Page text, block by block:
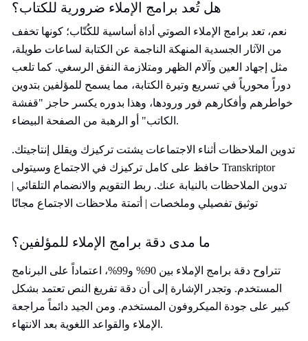
هل تُعد برامج الإملاء ضرورية للكتاب؟
نعم، تعد برامج الإملاء الصوتي أداة أساسية للكُتّاب؛ كونها تخفف
من الآثار الجسدية المنهكة الناجمة عن الكتابة لساعات طويلة،
مثل إجهاد العين وآلام الظهر ومتلازمة النفق الرسغي. كما تلعب
دوراً محورياً في تسريع وتيرة الكتابة، مما يسمح للمؤلفين بتدوين
خواطرهم وأفكارهم فور ورودها، وهذا بدوره يكسر حاجز "قفشة
الكاتب" أو الرهبة من الصفحة البيضاء.
تدوين الملاحظات أثناء الاجتماعات يشتت تركيزك ويقلل إنتاجيتك.
حافظ على كامل تركيزك في الاجتماع وسيتولى Transkriptor
تدوين الملاحظات بالنيابة عنك. ربط التقويم والانضمام التلقائي |
توثيق تفصيلي وملخصات | أتمتة ملاحظات الاجتماع مجانًا
ما مدى دقة برامج الإملاء للمؤلفين؟
تتراوح دقة برامج الإملاء بين 90% و99%، اعتماداً على البرنامج
المستخدم. وتجدر الإشارة إلى أن دقة تفريغ النص تعتمد بشكل
كبير على جودة الميكروفون المستخدم. ومن الجيد دائماً مراجعة
الإملاء والقواعد اللغوية بعد الانتهاء.